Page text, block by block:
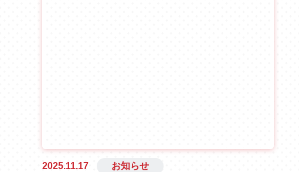
2025.11.17 お知らせ